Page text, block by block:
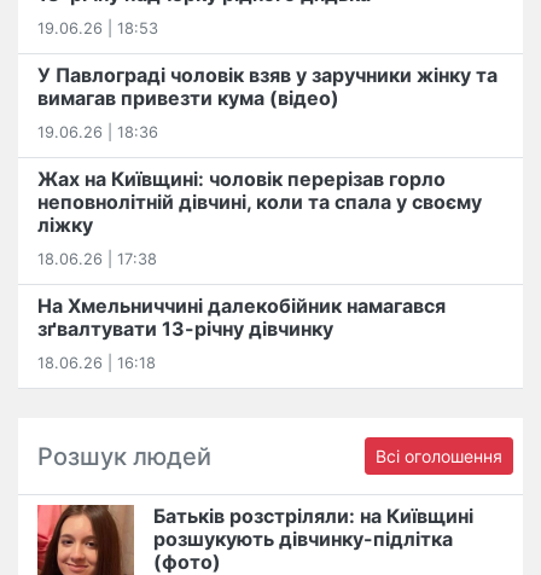
19.06.26 | 18:53
У Павлограді чоловік взяв у заручники жінку та
вимагав привезти кума (відео)
19.06.26 | 18:36
Жах на Київщині: чоловік перерізав горло
неповнолітній дівчині, коли та спала у своєму
ліжку
18.06.26 | 17:38
На Хмельниччині далекобійник намагався
зґвалтувати 13-річну дівчинку
18.06.26 | 16:18
Розшук людей Всі оголошення
Батьків розстріляли: на Київщині
розшукують дівчинку-підлітка
(фото)